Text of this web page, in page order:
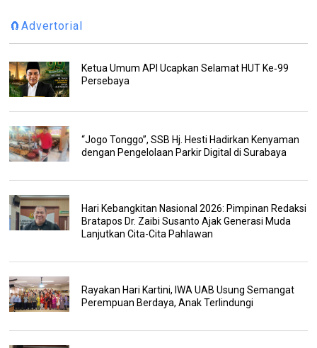
🧲Advertorial
Ketua Umum API Ucapkan Selamat HUT Ke‑99
Persebaya
“Jogo Tonggo”, SSB Hj. Hesti Hadirkan Kenyaman
dengan Pengelolaan Parkir Digital di Surabaya
Hari Kebangkitan Nasional 2026: Pimpinan Redaksi
Bratapos Dr. Zaibi Susanto Ajak Generasi Muda
Lanjutkan Cita-Cita Pahlawan
Rayakan Hari Kartini, IWA UAB Usung Semangat
Perempuan Berdaya, Anak Terlindungi